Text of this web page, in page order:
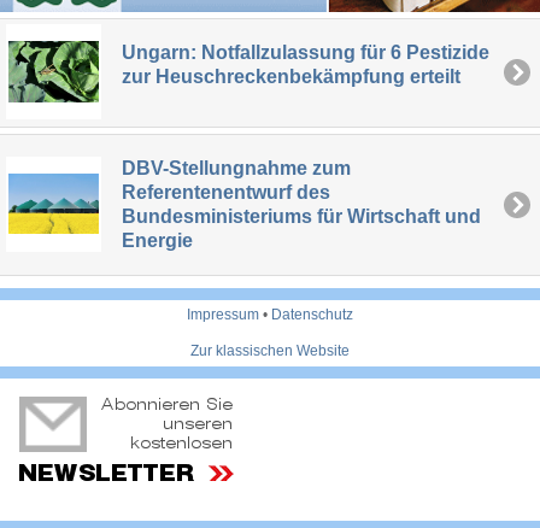
Ungarn: Notfallzulassung für 6 Pestizide
zur Heuschreckenbekämpfung erteilt
DBV-Stellungnahme zum
Referentenentwurf des
Bundesministeriums für Wirtschaft und
Energie
Impressum • Datenschutz
Zur klassischen Website